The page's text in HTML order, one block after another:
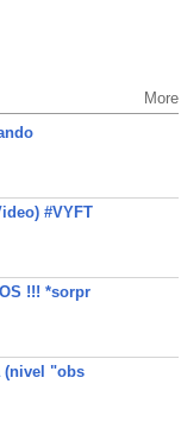
More
#VYFT
!!! *sorpr
(nivel "obs